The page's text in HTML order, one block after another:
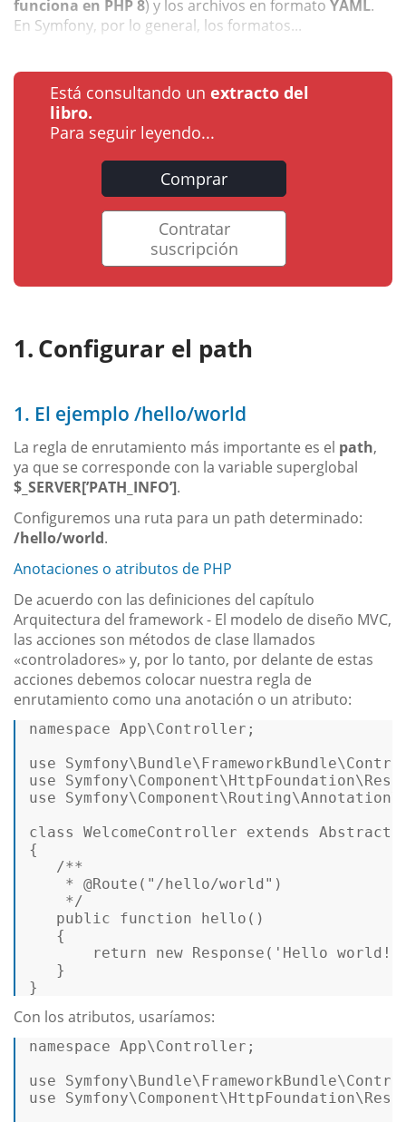
funciona en PHP 8) y los archivos en formato YAML.
En Symfony, por lo general, los formatos...
Está consultando un extracto del
libro.
Para seguir leyendo...
Comprar
Contratar
suscripción
Configurar el path
1. El ejemplo /hello/world
La regla de enrutamiento más importante es el path,
ya que se corresponde con la variable superglobal
$_SERVER[’PATH_INFO’].
Configuremos una ruta para un path determinado:
/hello/world.
Anotaciones o atributos de PHP
De acuerdo con las definiciones del capítulo
Arquitectura del framework - El modelo de diseño MVC,
las acciones son métodos de clase llamados
«controladores» y, por lo tanto, por delante de estas
acciones debemos colocar nuestra regla de
enrutamiento como una anotación o un atributo:
namespace App\Controller ;
use
Symfony\Bundle\FrameworkBundle\
use
Symfony\Component\HttpFoundation\
use
Symfony\Component\Routing\Annotation
class
WelcomeController extends
{
/**
* @Route ("/hello/world")
*/
public
function hello ( )
{
return
new Response ( 'Hello world!'
}
}
Con los atributos, usaríamos:
namespace App\Controller ;
use
Symfony\Bundle\FrameworkBundle\
use
Symfony\Component\HttpFoundation\